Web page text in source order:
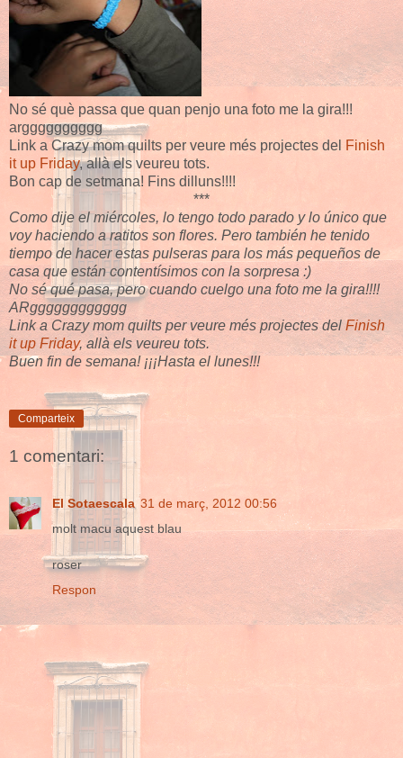
No sé què passa que quan penjo una foto me la gira!!!
argggggggggg
Link a Crazy mom quilts per veure més projectes del Finish
it up Friday, allà els veureu tots.
Bon cap de setmana! Fins dilluns!!!!
***
Como dije el miércoles, lo tengo todo parado y lo único que
voy haciendo a ratitos son flores. Pero también he tenido
tiempo de hacer estas pulseras para los más pequeños de
casa que están contentísimos con la sorpresa :)
No sé qué pasa, pero cuando cuelgo una foto me la gira!!!!
ARgggggggggggg
Link a Crazy mom quilts per veure més projectes del Finish
it up Friday, allà els veureu tots.
Buen fin de semana! ¡¡¡Hasta el lunes!!!
Comparteix
1 comentari:
El Sotaescala 31 de març, 2012 00:56
molt macu aquest blau
roser
Respon